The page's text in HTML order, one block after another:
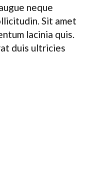
neque
Sit amet
lacinia quis.
duis ultricies